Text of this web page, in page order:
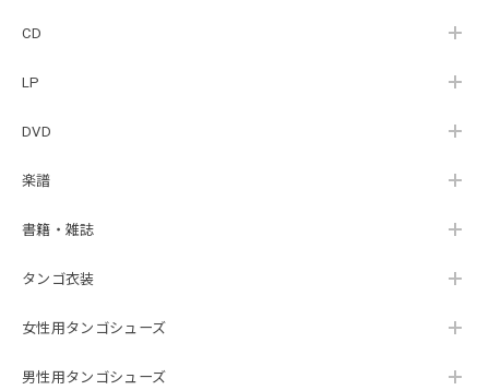
CD
LP
DVD
楽譜
書籍・雑誌
タンゴ衣装
女性用タンゴシューズ
男性用タンゴシューズ